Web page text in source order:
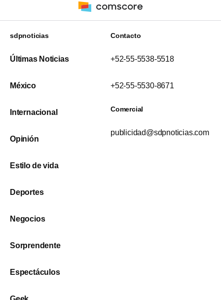
sdpnoticias
Últimas Noticias
México
Internacional
Opinión
Estilo de vida
Deportes
Negocios
Sorprendente
Espectáculos
Contacto
+52-55-5538-5518
+52-55-5530-8671
Comercial
publicidad@sdpnoticias.com